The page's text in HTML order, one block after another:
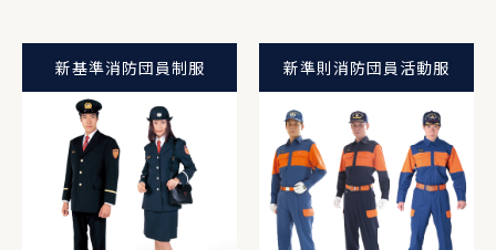
新基準消防団員制服 新準則消防団員活動服